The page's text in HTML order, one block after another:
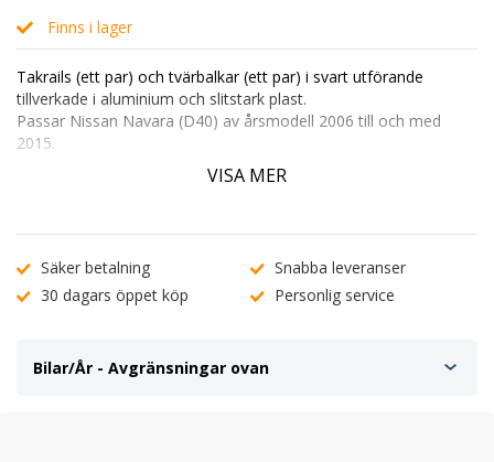
Finns i lager
Takrails (ett par) och tvärbalkar (ett par) i svart utförande
tillverkade i aluminium och slitstark plast.
Passar Nissan Navara (D40) av årsmodell 2006 till och med
2015.
Passar både 1,5 och dubbelhytt, bakre fästet är justerbart.
Monteras enkelt och snabbt med medföljande Sikaflex-lim.
Rörens diameter är 57 mm.
VISA MER
Säker betalning
Snabba leveranser
30 dagars öppet köp
Personlig service
Bilar/År - Avgränsningar ovan